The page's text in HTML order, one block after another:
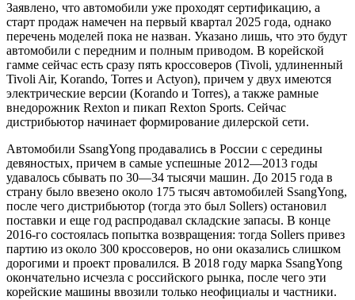
Заявлено, что автомобили уже проходят сертификацию, а
старт продаж намечен на первый квартал 2025 года, однако
перечень моделей пока не назван. Указано лишь, что это будут
автомобили с передним и полным приводом. В корейской
гамме сейчас есть сразу пять кроссоверов (Tivoli, удлиненный
Tivoli Air, Korando, Torres и Actyon), причем у двух имеются
электрические версии (Korando и Torres), а также рамные
внедорожник Rexton и пикап Rexton Sports. Сейчас
дистрибьютор начинает формирование дилерской сети.
Автомобили SsangYong продавались в России с середины
девяностых, причем в самые успешные 2012—2013 годы
удавалось сбывать по 30—34 тысячи машин. До 2015 года в
страну было ввезено около 175 тысяч автомобилей SsangYong,
после чего дистрибьютор (тогда это был Sollers) остановил
поставки и еще год распродавал складские запасы. В конце
2016-го состоялась попытка возвращения: тогда Sollers привез
партию из около 300 кроссоверов, но они оказались слишком
дорогими и проект провалился. В 2018 году марка SsangYong
окончательно исчезла с российского рынка, после чего эти
корейские машины ввозили только неофициалы и частники.